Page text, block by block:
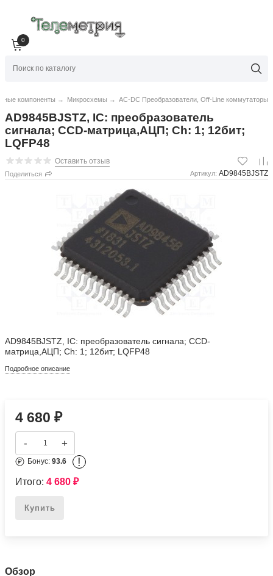
0
компоненты → Микросхемы → AC-DC Преобразователи, Off-Line коммутаторы
AD9845BJSTZ, IC: преобразователь
сигнала; CCD-матрица,АЦП; Ch: 1; 12бит;
LQFP48
Оставить отзыв
Поделиться Артикул: AD9845BJSTZ
AD9845BJSTZ, IC: преобразователь сигнала; CCD-
матрица,АЦП; Ch: 1; 12бит; LQFP48
Подробное описание
4 680₽
- +
Бонус:93.6 !
Итого:4 680₽
Купить
Обзор